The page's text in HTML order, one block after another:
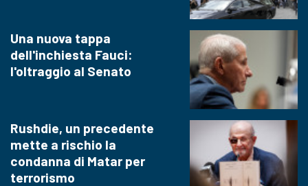
Una nuova tappa
dell'inchiesta Fauci:
l'oltraggio al Senato
Rushdie, un precedente
mette a rischio la
condanna di Matar per
terrorismo